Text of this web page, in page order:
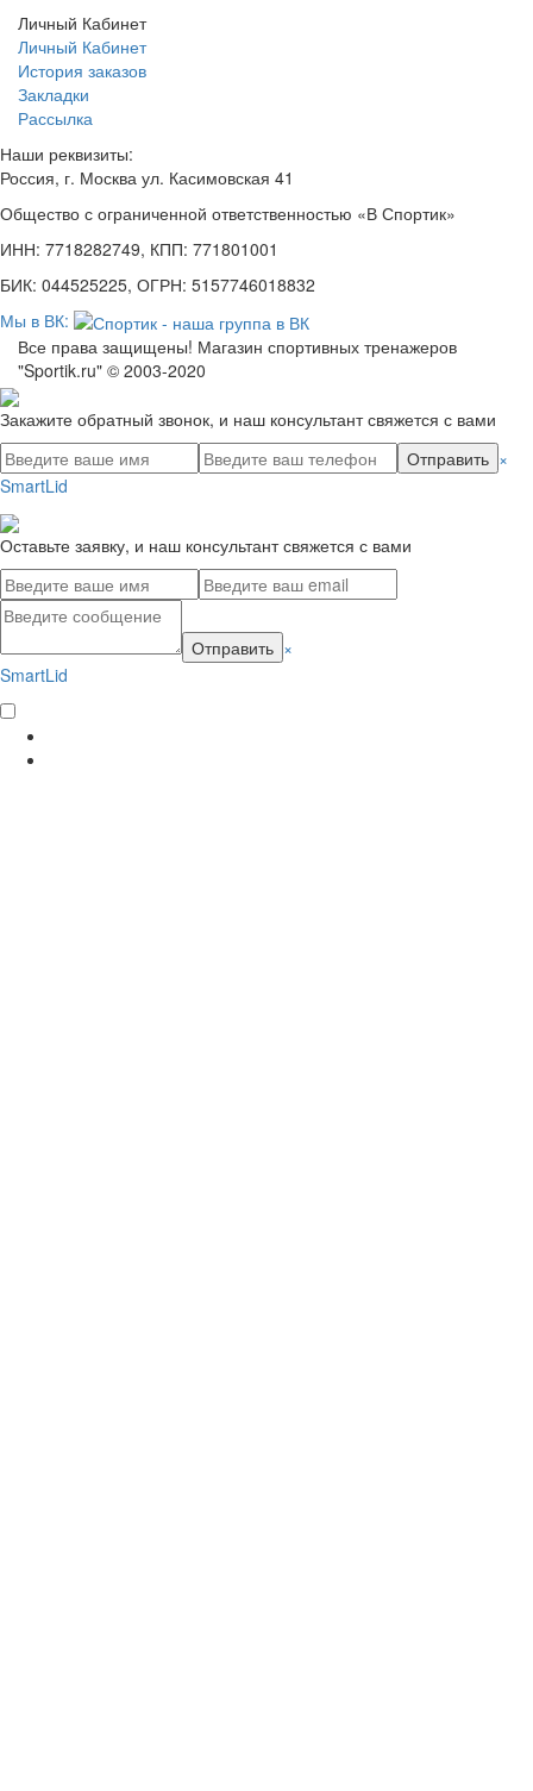
Личный Кабинет
Личный Кабинет
История заказов
Закладки
Рассылка
Наши реквизиты:
Россия, г. Москва ул. Касимовская 41
Общество с ограниченной ответственностью «В Спортик»
ИНН: 7718282749, КПП: 771801001
БИК: 044525225, ОГРН: 5157746018832
Мы в ВК:
Все права защищены! Магазин спортивных тренажеров
"Sportik.ru" © 2003-2020
Закажите обратный звонок, и наш консультант свяжется с вами
Отправить ×
SmartLid
Оставьте заявку, и наш консультант свяжется с вами
Отправить ×
SmartLid